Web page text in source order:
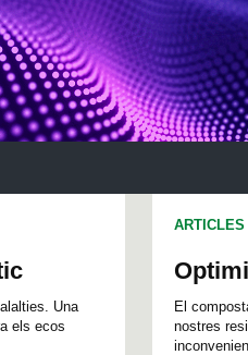
Una
els ecos
ARTICLES
El
nostres